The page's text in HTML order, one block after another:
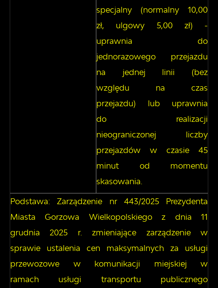
specjalny (normalny 10,00
zł, ulgowy 5,00 zł) -
uprawnia do
jednorazowego przejazdu
na jednej linii (bez
względu na czas
przejazdu) lub uprawnia
do realizacji
nieograniczonej liczby
przejazdów w czasie 45
minut od momentu
skasowania.
Podstawa: Zarządzenie nr 443/2025 Prezydenta
Miasta Gorzowa Wielkopolskiego z dnia 11
grudnia 2025 r. zmieniające zarządzenie w
sprawie ustalenia cen maksymalnych za usługi
przewozowe w komunikacji miejskiej w
ramach usługi transportu publicznego